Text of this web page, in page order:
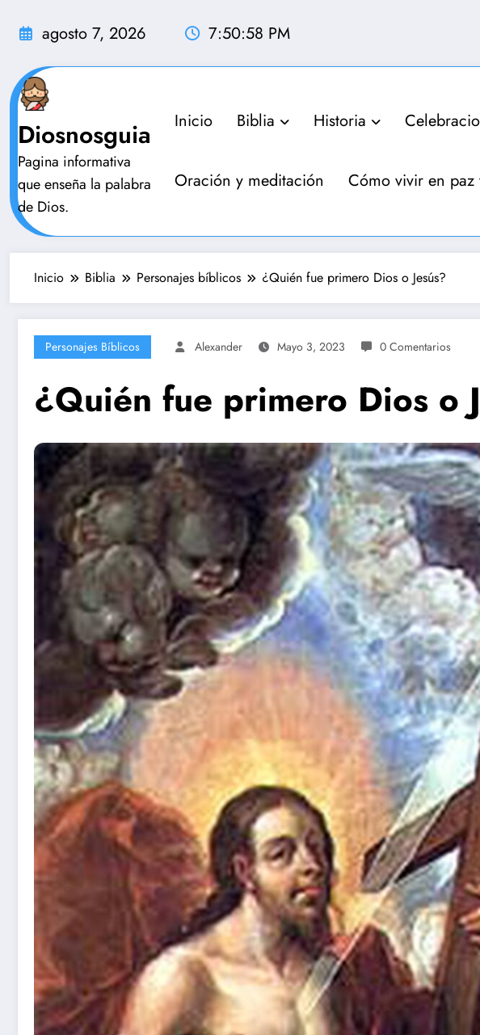
agosto 7, 2026 7:51:01 PM
Diosnosguia
Pagina informativa
que enseña la palabra
de Dios.
Inicio Biblia Historia
Oración y meditación Cómo vivir en paz
Inicio Biblia Personajes bíblicos ¿Quién fue primero Dios o Jesús?
Personajes Bíblicos Alexander Mayo 3, 2023 0 Comentarios
¿Quién fue primero Dios o